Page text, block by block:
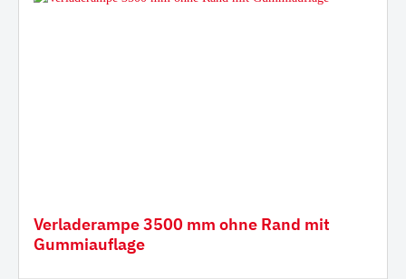
Verladerampe 3500 mm ohne Rand mit
Gummiauflage